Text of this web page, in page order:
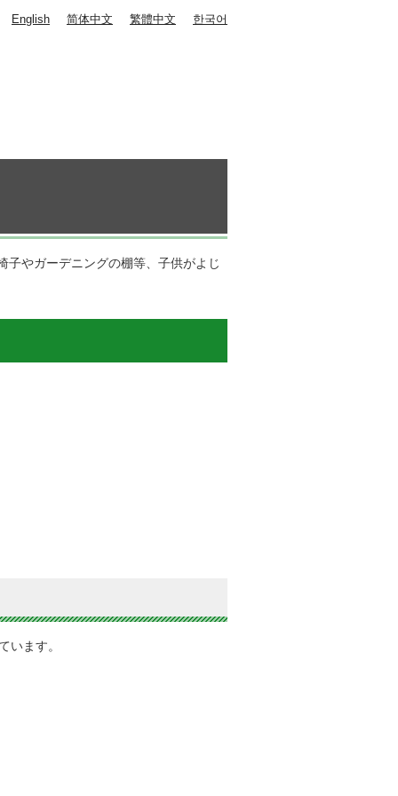
English 简体中文 繁體中文 한국어
子やガーデニングの棚等、子供がよじ
います。